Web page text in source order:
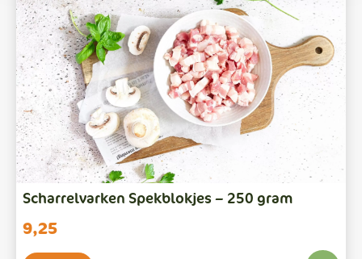
Scharrelvarken Spekblokjes – 250 gram
9,25